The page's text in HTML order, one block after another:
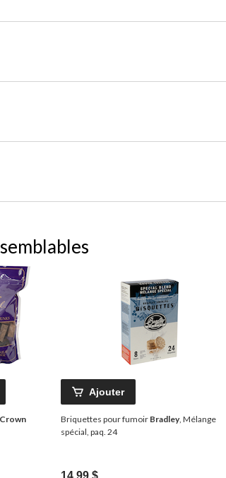
Crown
Ajouter
Briquettes pour fumoir Bradley, Mélange
spécial, paq. 24
14,99 $